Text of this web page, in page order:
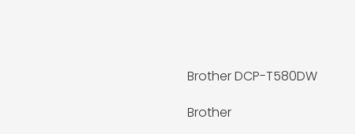
Brother DCP-T580DW
Brother